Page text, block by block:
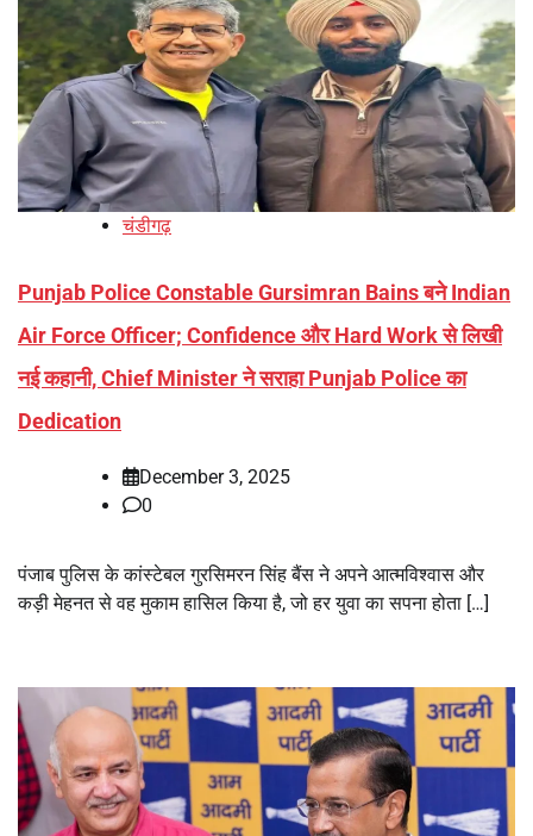
चंडीगढ़
Punjab Police Constable Gursimran Bains बने Indian
Air Force Officer; Confidence और Hard Work से लिखी
नई कहानी, Chief Minister ने सराहा Punjab Police का
Dedication
December 3, 2025
0
पंजाब पुलिस के कांस्टेबल गुरसिमरन सिंह बैंस ने अपने आत्मविश्वास और
कड़ी मेहनत से वह मुकाम हासिल किया है, जो हर युवा का सपना होता […]